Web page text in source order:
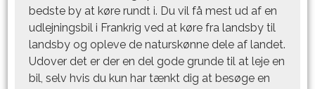
bedste by at køre rundt i. Du vil få mest ud af en
udlejningsbil i Frankrig ved at køre fra landsby til
landsby og opleve de naturskønne dele af landet.
Udover det er der en del gode grunde til at leje en
bil, selv hvis du kun har tænkt dig at besøge en